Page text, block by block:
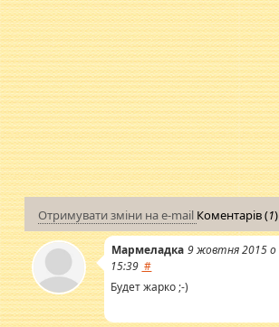
Отримувати зміни на e-mail Коментарів (1)
Мармеладка 9 жовтня 2015 о
15:39 #
Будет жарко ;-)